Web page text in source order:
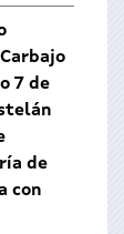
7 de
de
con